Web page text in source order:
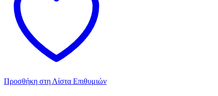
Εγκυμοσύνης,
Τεμ.1
ποσότητα
Προσθήκη στη Λίστα Επιθυμιών